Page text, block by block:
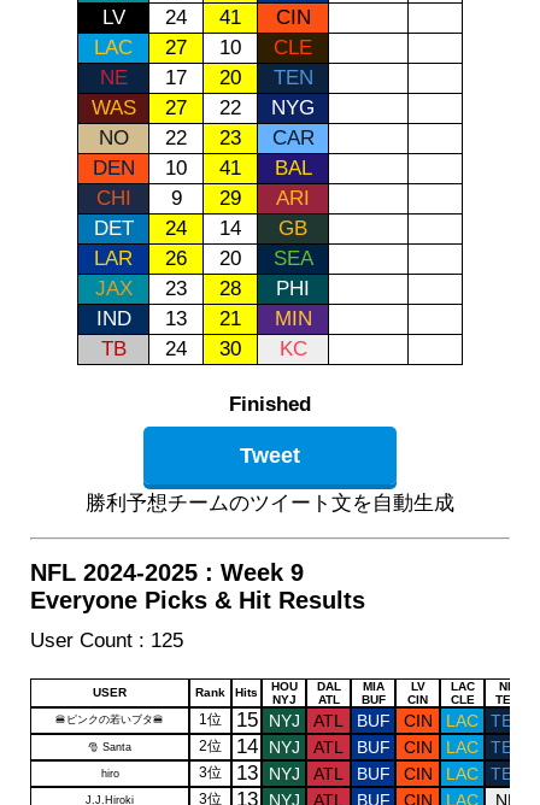
LV
24 41
CIN
LAC
27 10
CLE
NE
17 20
TEN
WAS
27 22
NYG
NO
22 23
CAR
DEN
10 41
BAL
CHI
9 29
ARI
DET
24 14
GB
LAR
26 20
SEA
JAX
23 28
PHI
IND
13 21
MIN
TB
24 30 KC
Finished
Tweet
勝利予想チームのツイート文を自動生成
NFL 2024-2025 : Week 9
Everyone Picks & Hit Results
User Count : 125
USER Rank Hits
HOU
NYJ
DAL
ATL
MIA
BUF
LV
CIN
LAC
CLE
NE
TEN
🍔ピンクの若いブタ🍔 1位 15 NYJ ATL BUF CIN LAC TEN
🎅 Santa 2位 14 NYJ ATL BUF CIN LAC TEN
hiro 3位 13 NYJ ATL BUF CIN LAC TEN
J.J.Hiroki 3位 13 NYJ ATL BUF CIN LAC NE